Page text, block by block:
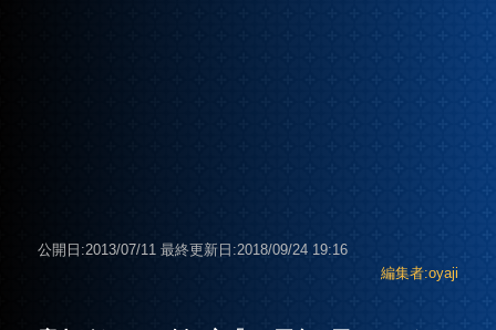
公開日:2013/07/11 最終更新日:2018/09/24 19:16
編集者:oyaji